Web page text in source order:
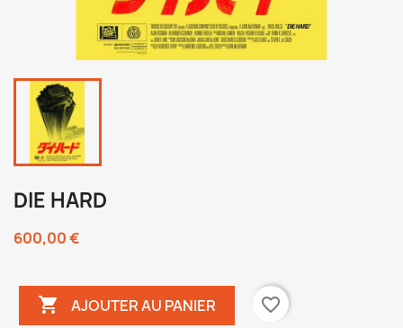
DIE HARD
600,00 €
 AJOUTER AU PANIER favorite_border